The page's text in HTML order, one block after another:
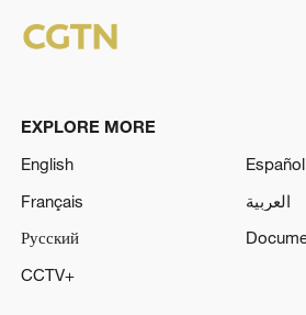
EXPLORE MORE
English
Español
Français
العربية
Русский
CCTV+